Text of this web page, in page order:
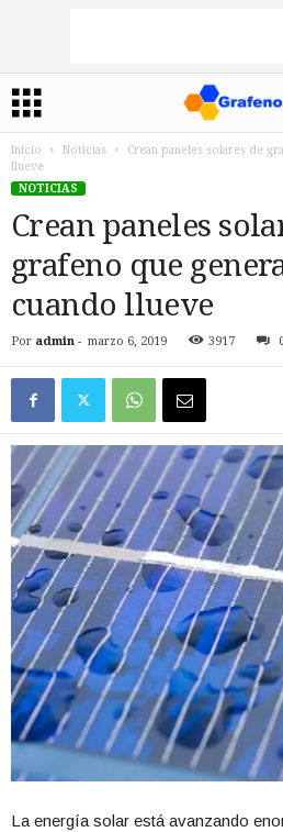
Inicio Noticias
Crean paneles solares de
llueve
NOTICIAS
Crean paneles
grafeno que
cuando llueve
Por admin - marzo 6, 2019 3917
La energía solar está avanzando